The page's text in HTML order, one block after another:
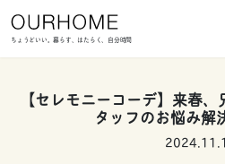
ちょうどいい。暮らす、はたらく、自分時間
【セレモニーコーデ】来春
タッフのお悩み解